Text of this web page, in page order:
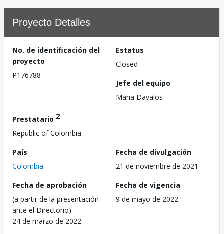
Proyecto Detalles
No. de identificación del
proyecto
P176788
Estatus
Closed
Jefe del equipo
Maria Davalos
Prestatario 2
Republic of Colombia
País
Colombia
Fecha de divulgación
21 de noviembre de 2021
Fecha de aprobación
(a partir de la presentación
ante el Directorio)
24 de marzo de 2022
Fecha de vigencia
9 de mayo de 2022